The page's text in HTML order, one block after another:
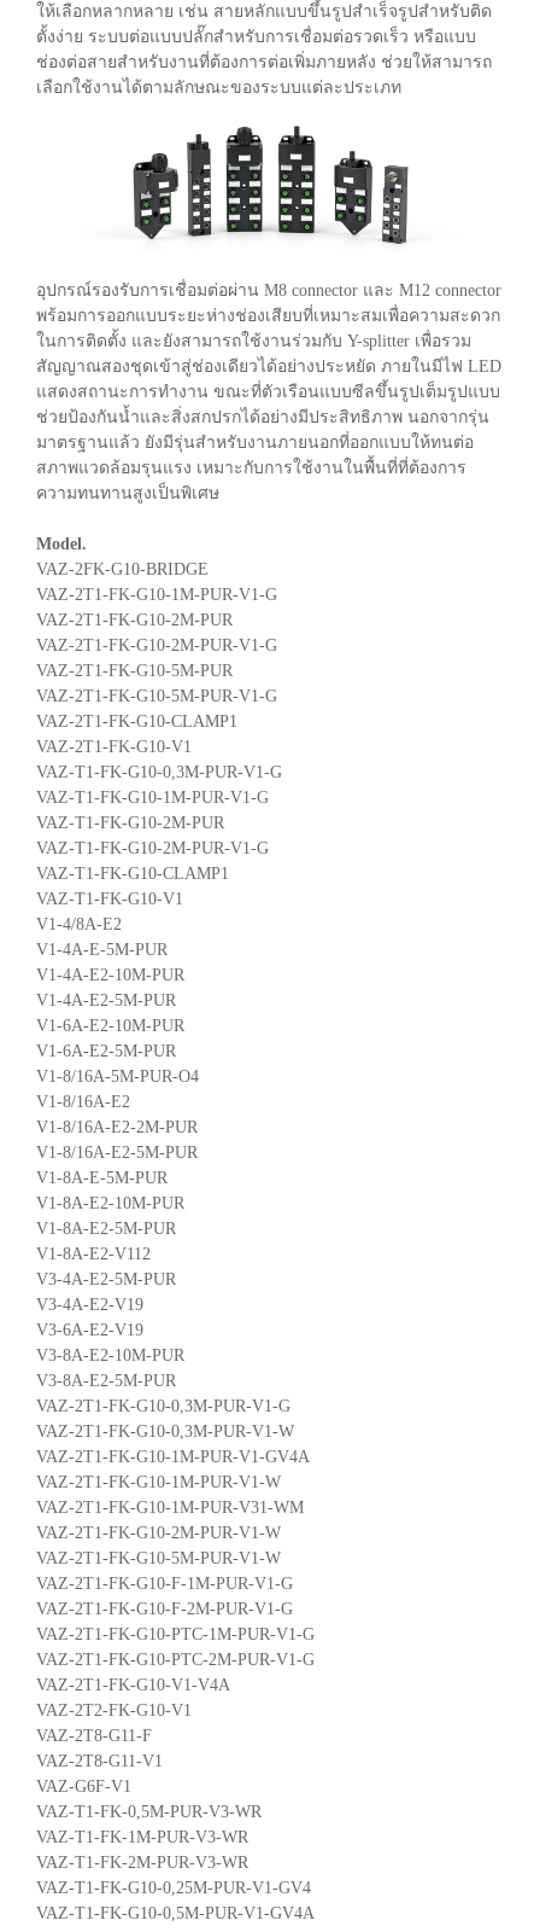
ให้เลือกหลากหลาย เช่น สายหลักแบบขึ้นรูปสำเร็จรูปสำหรับติด
ตั้งง่าย ระบบต่อแบบปลั๊กสำหรับการเชื่อมต่อรวดเร็ว หรือแบบ
ช่องต่อสายสำหรับงานที่ต้องการต่อเพิ่มภายหลัง ช่วยให้สามารถ
เลือกใช้งานได้ตามลักษณะของระบบแต่ละประเภท
อุปกรณ์รองรับการเชื่อมต่อผ่าน M8 connector และ M12 connector
พร้อมการออกแบบระยะห่างช่องเสียบที่เหมาะสมเพื่อความสะดวก
ในการติดตั้ง และยังสามารถใช้งานร่วมกับ Y-splitter เพื่อรวม
สัญญาณสองชุดเข้าสู่ช่องเดียวได้อย่างประหยัด ภายในมีไฟ LED
แสดงสถานะการทำงาน ขณะที่ตัวเรือนแบบซีลขึ้นรูปเต็มรูปแบบ
ช่วยป้องกันน้ำและสิ่งสกปรกได้อย่างมีประสิทธิภาพ นอกจากรุ่น
มาตรฐานแล้ว ยังมีรุ่นสำหรับงานภายนอกที่ออกแบบให้ทนต่อ
สภาพแวดล้อมรุนแรง เหมาะกับการใช้งานในพื้นที่ที่ต้องการ
ความทนทานสูงเป็นพิเศษ
Model.
VAZ-2FK-G10-BRIDGE
VAZ-2T1-FK-G10-1M-PUR-V1-G
VAZ-2T1-FK-G10-2M-PUR
VAZ-2T1-FK-G10-2M-PUR-V1-G
VAZ-2T1-FK-G10-5M-PUR
VAZ-2T1-FK-G10-5M-PUR-V1-G
VAZ-2T1-FK-G10-CLAMP1
VAZ-2T1-FK-G10-V1
VAZ-T1-FK-G10-0,3M-PUR-V1-G
VAZ-T1-FK-G10-1M-PUR-V1-G
VAZ-T1-FK-G10-2M-PUR
VAZ-T1-FK-G10-2M-PUR-V1-G
VAZ-T1-FK-G10-CLAMP1
VAZ-T1-FK-G10-V1
V1-4/8A-E2
V1-4A-E-5M-PUR
V1-4A-E2-10M-PUR
V1-4A-E2-5M-PUR
V1-6A-E2-10M-PUR
V1-6A-E2-5M-PUR
V1-8/16A-5M-PUR-O4
V1-8/16A-E2
V1-8/16A-E2-2M-PUR
V1-8/16A-E2-5M-PUR
V1-8A-E-5M-PUR
V1-8A-E2-10M-PUR
V1-8A-E2-5M-PUR
V1-8A-E2-V112
V3-4A-E2-5M-PUR
V3-4A-E2-V19
V3-6A-E2-V19
V3-8A-E2-10M-PUR
V3-8A-E2-5M-PUR
VAZ-2T1-FK-G10-0,3M-PUR-V1-G
VAZ-2T1-FK-G10-0,3M-PUR-V1-W
VAZ-2T1-FK-G10-1M-PUR-V1-GV4A
VAZ-2T1-FK-G10-1M-PUR-V1-W
VAZ-2T1-FK-G10-1M-PUR-V31-WM
VAZ-2T1-FK-G10-2M-PUR-V1-W
VAZ-2T1-FK-G10-5M-PUR-V1-W
VAZ-2T1-FK-G10-F-1M-PUR-V1-G
VAZ-2T1-FK-G10-F-2M-PUR-V1-G
VAZ-2T1-FK-G10-PTC-1M-PUR-V1-G
VAZ-2T1-FK-G10-PTC-2M-PUR-V1-G
VAZ-2T1-FK-G10-V1-V4A
VAZ-2T2-FK-G10-V1
VAZ-2T8-G11-F
VAZ-2T8-G11-V1
VAZ-G6F-V1
VAZ-T1-FK-0,5M-PUR-V3-WR
VAZ-T1-FK-1M-PUR-V3-WR
VAZ-T1-FK-2M-PUR-V3-WR
VAZ-T1-FK-G10-0,25M-PUR-V1-GV4
VAZ-T1-FK-G10-0,5M-PUR-V1-GV4A